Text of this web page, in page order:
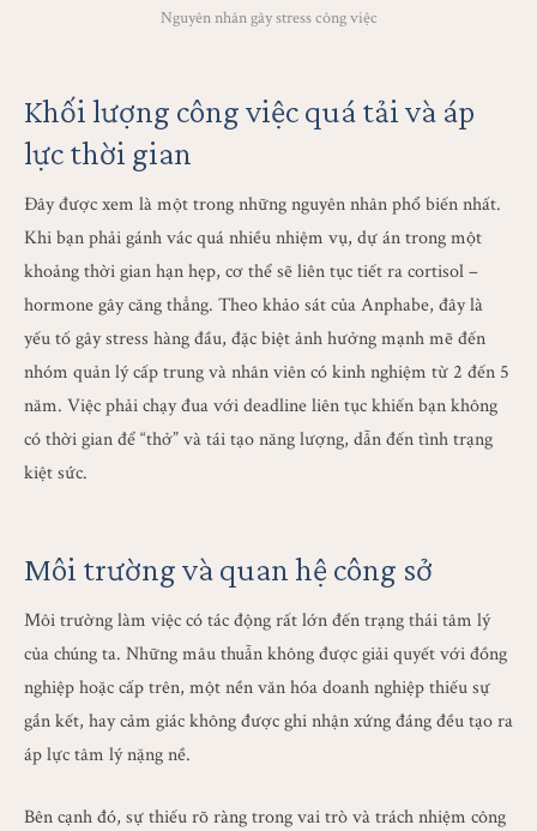
Nguyên nhân gây stress công việc
Khối lượng công việc quá tải và áp
lực thời gian
Đây được xem là một trong những nguyên nhân phổ biến nhất.
Khi bạn phải gánh vác quá nhiều nhiệm vụ, dự án trong một
khoảng thời gian hạn hẹp, cơ thể sẽ liên tục tiết ra cortisol –
hormone gây căng thẳng. Theo khảo sát của Anphabe, đây là
yếu tố gây stress hàng đầu, đặc biệt ảnh hưởng mạnh mẽ đến
nhóm quản lý cấp trung và nhân viên có kinh nghiệm từ 2 đến 5
năm. Việc phải chạy đua với deadline liên tục khiến bạn không
có thời gian để “thở” và tái tạo năng lượng, dẫn đến tình trạng
kiệt sức.
Môi trường và quan hệ công sở
Môi trường làm việc có tác động rất lớn đến trạng thái tâm lý
của chúng ta. Những mâu thuẫn không được giải quyết với đồng
nghiệp hoặc cấp trên, một nền văn hóa doanh nghiệp thiếu sự
gắn kết, hay cảm giác không được ghi nhận xứng đáng đều tạo ra
áp lực tâm lý nặng nề.
Bên cạnh đó, sự thiếu rõ ràng trong vai trò và trách nhiệm công